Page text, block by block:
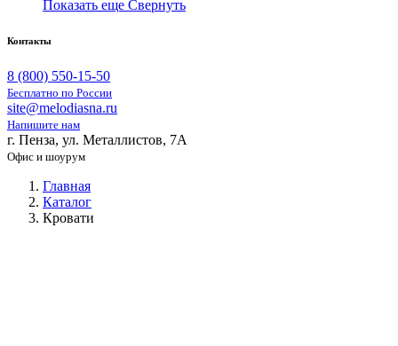
Показать еще Свернуть
Контакты
8 (800) 550-15-50
Бесплатно по России
site@melodiasna.ru
Напишите нам
г. Пенза, ул. Металлистов, 7А
Офис и шоурум
Главная
Каталог
Кровати